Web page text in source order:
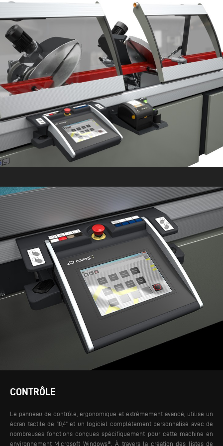
CONTRÔLE
Le panneau de contrôle, ergonomique et extrêmement avancé, utilise un
écran tactile de 10,4" et un logiciel complètement personnalisé avec de
nombreuses fonctions conçues spécifiquement pour cette machine en
environnement Microsoft Windows®. À travers la création des listes de